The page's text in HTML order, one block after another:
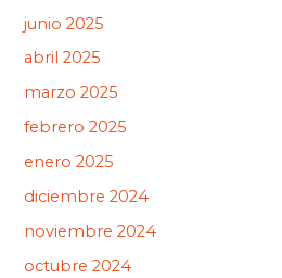
junio 2025
abril 2025
marzo 2025
febrero 2025
enero 2025
diciembre 2024
noviembre 2024
octubre 2024